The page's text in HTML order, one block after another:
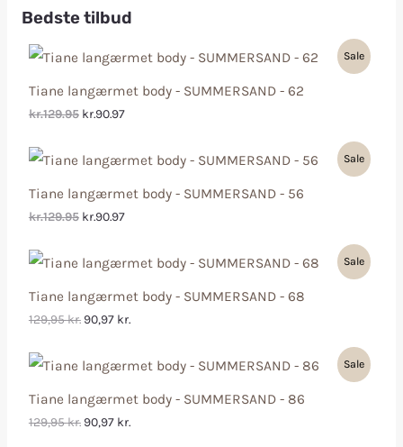
Bedste tilbud
Tiane langærmet body - SUMMERSAND - 62
Sale
kr.129.95 kr.90.97
Tiane langærmet body - SUMMERSAND - 56
Sale
kr.129.95 kr.90.97
Tiane langærmet body - SUMMERSAND - 68
Sale
129,95kr. 90,97 kr.
Tiane langærmet body - SUMMERSAND - 86
Sale
129,95kr. 90,97 kr.